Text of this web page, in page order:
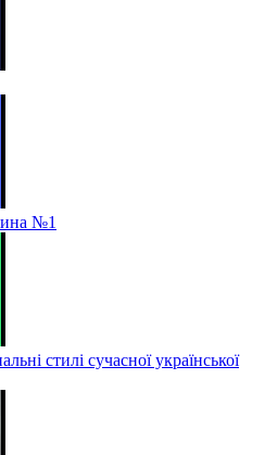
№1
стилі сучасної української